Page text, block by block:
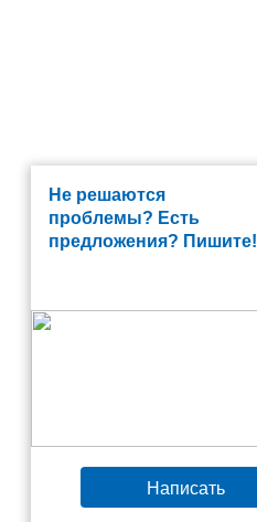
Не решаются
проблемы? Есть
предложения? Пишите!
Написать